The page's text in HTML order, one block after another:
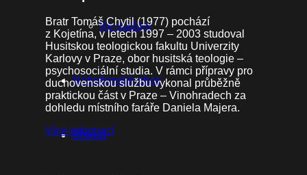
Ke stažení
Náboženské obce
Biskup
Bratr Tomáš Chytil (1977) pochází
z Kojetína, v letech 1997 – 2003 studoval
Husitskou teologickou fakultu Univerzity
Karlovy v Praze, obor husitská teologie –
psychosociální studia. V rámci přípravy pro
duchovenskou službu vykonal průběžně
praktickou část v Praze – Vinohradech za
dohledu místního faráře Daniela Majera.
Více informací